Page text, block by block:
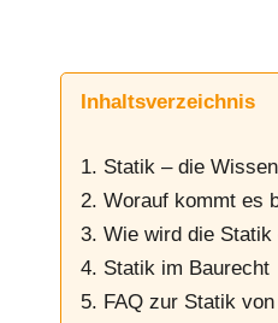
Inhaltsverzeichnis
1. Statik – die
2. Worauf kommt es
3. Wie wird die Statik
4. Statik im Baurecht
5. FAQ zur Statik